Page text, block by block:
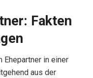
Fakten
in einer
aus der